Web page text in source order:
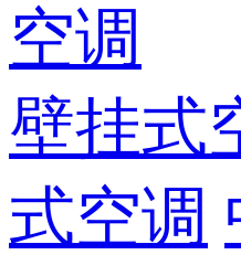
空调
壁挂式
式空调